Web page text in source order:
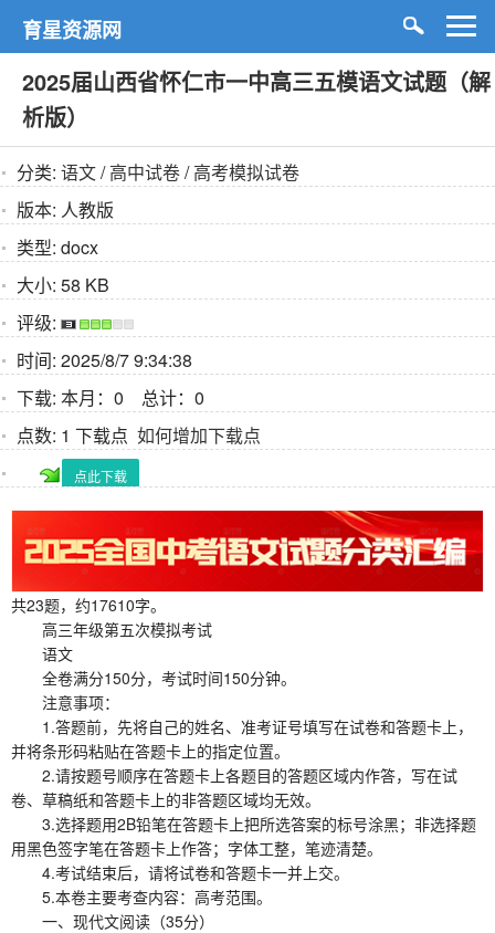
育星资源网
2025届山西省怀仁市一中高三五模语文试题（解
析版）
分类: 语文/高中试卷/高考模拟试卷
版本: 人教版
类型: docx
大小: 58 KB
评级:
时间: 2025/8/7 9:34:38
下载: 本月：0 总计：0
点数: 1 下载点 如何增加下载点
点此下载
共23题，约17610字。
高三年级第五次模拟考试
语文
全卷满分150分，考试时间150分钟。
注意事项：
1.答题前，先将自己的姓名、准考证号填写在试卷和答题卡上，
并将条形码粘贴在答题卡上的指定位置。
2.请按题号顺序在答题卡上各题目的答题区域内作答，写在试
卷、草稿纸和答题卡上的非答题区域均无效。
3.选择题用2B铅笔在答题卡上把所选答案的标号涂黑；非选择题
用黑色签字笔在答题卡上作答；字体工整，笔迹清楚。
4.考试结束后，请将试卷和答题卡一并上交。
5.本卷主要考查内容：高考范围。
一、现代文阅读（35分）